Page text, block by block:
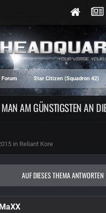
Forum Star Citizen (Squadron 42)
AM GÜNSTIGSTEN AN
in Reliant Kore
AUF DIESES THEMA ANTWORTEN